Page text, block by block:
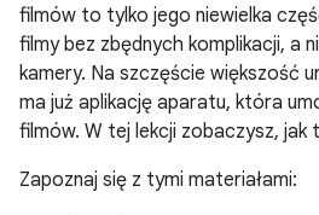
filmów to tylko jego niewielka
filmy bez zbędnych komplikacji, a
kamery. Na szczęście większość
ma już aplikację aparatu, która
filmów. W tej lekcji zobaczysz, jak
Zapoznaj się z tymi materiałami: